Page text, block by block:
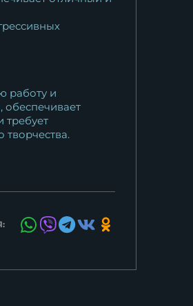
работу и
требует